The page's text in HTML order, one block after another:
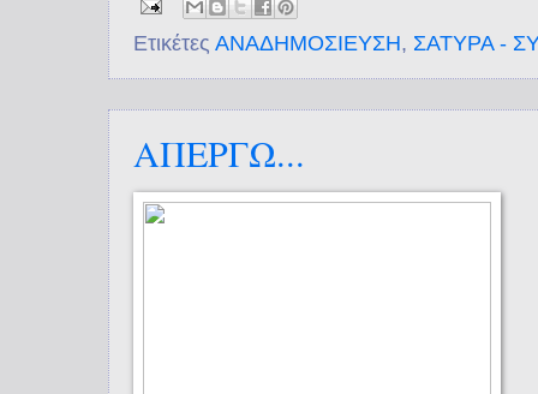
Ετικέτες ΑΝΑΔΗΜΟΣΙΕΥΣΗ, ΣΑΤΥΡΑ -
ΑΠΕΡΓΩ...